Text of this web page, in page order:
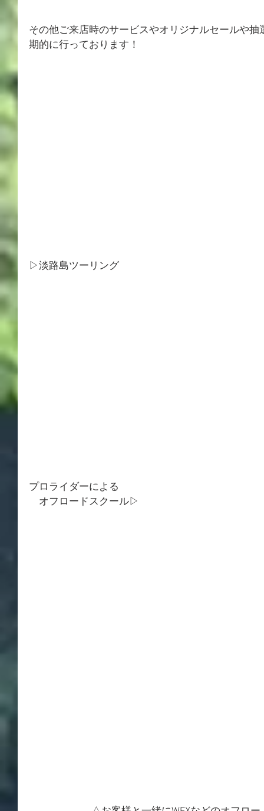
その他ご来店時のサービスやオリジナルセールや
期的に行っております！
▷淡路島ツーリング
プロライダーによる
オフロードスクール▷